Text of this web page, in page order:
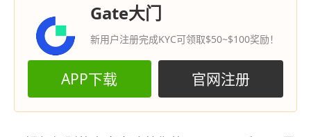
Gate大门
新用户注册完成KYC可领取$50~$100奖励！
APP下载 官网注册